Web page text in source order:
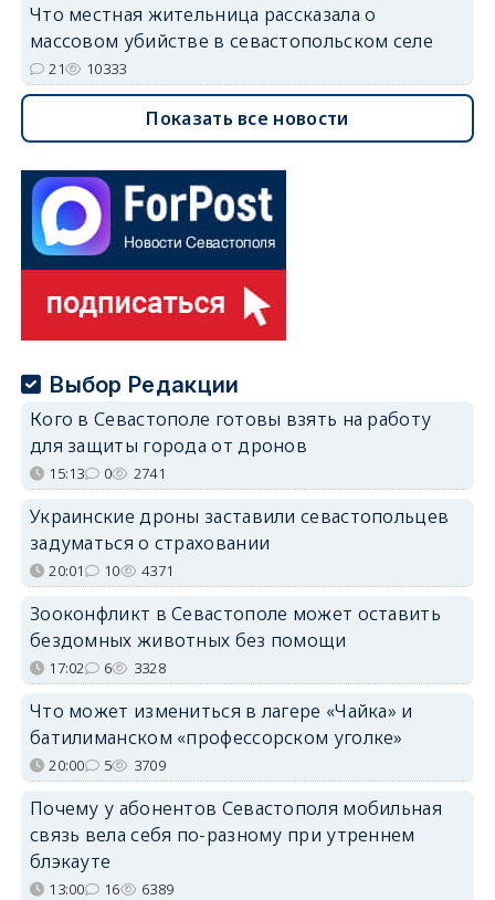
Что местная жительница рассказала о
массовом убийстве в севастопольском селе
21 10333
Показать все новости
Выбор Редакции
Кого в Севастополе готовы взять на работу
для защиты города от дронов
15:13 0 2741
Украинские дроны заставили севастопольцев
задуматься о страховании
20:01 10 4371
Зооконфликт в Севастополе может оставить
бездомных животных без помощи
17:02 6 3328
Что может измениться в лагере «Чайка» и
батилиманском «профессорском уголке»
20:00 5 3709
Почему у абонентов Севастополя мобильная
связь вела себя по-разному при утреннем
блэкауте
13:00 16 6389